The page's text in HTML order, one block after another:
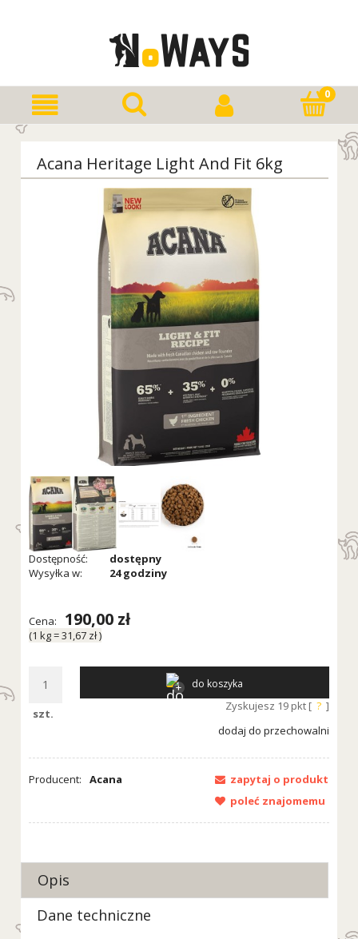
Acana Heritage Light And Fit 6kg
Dostępność:
dostępny
Wysyłka w:
24 godziny
Cena: 190,00 zł
(1 kg=31,67 zł)
szt.
do koszyka
Zyskujesz 19pkt [ ? ]
dodaj do przechowalni
Producent: Acana
zapytaj o produkt
poleć znajomemu
Opis
Dane techniczne